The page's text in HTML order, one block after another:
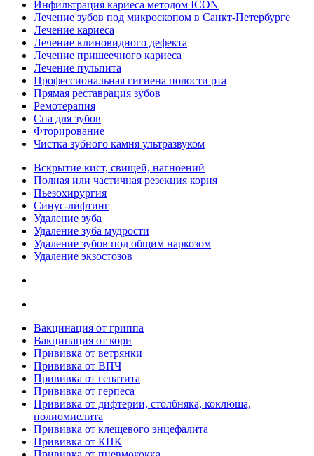
Инфильтрация кариеса методом ICON
Лечение зубов под микроскопом в Санкт-Петербурге
Лечение кариеса
Лечение клиновидного дефекта
Лечение пришеечного кариеса
Лечение пульпита
Профессиональная гигиена полости рта
Прямая реставрация зубов
Ремотерапия
Спа для зубов
Фторирование
Чистка зубного камня ультразвуком
Вскрытие кист, свищей, нагноений
Полная или частичная резекция корня
Пьезохирургия
Синус-лифтинг
Удаление зуба
Удаление зуба мудрости
Удаление зубов под общим наркозом
Удаление экзостозов
Вакцинация от гриппа
Вакцинация от кори
Прививка от ветрянки
Прививка от ВПЧ
Прививка от гепатита
Прививка от герпеса
Прививка от дифтерии, столбняка, коклюша,
полиомиелита
Прививка от клещевого энцефалита
Прививка от КПК